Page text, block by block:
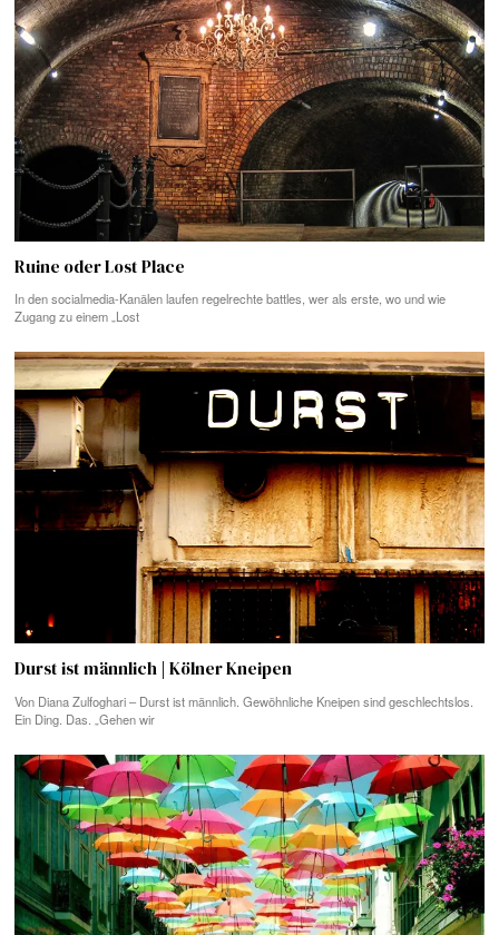
Ruine oder Lost Place
In den socialmedia-Kanälen laufen regelrechte battles, wer als erste, wo und wie
Zugang zu einem „Lost
Durst ist männlich | Kölner Kneipen
Von Diana Zulfoghari – Durst ist männlich. Gewöhnliche Kneipen sind geschlechtslos.
Ein Ding. Das. „Gehen wir